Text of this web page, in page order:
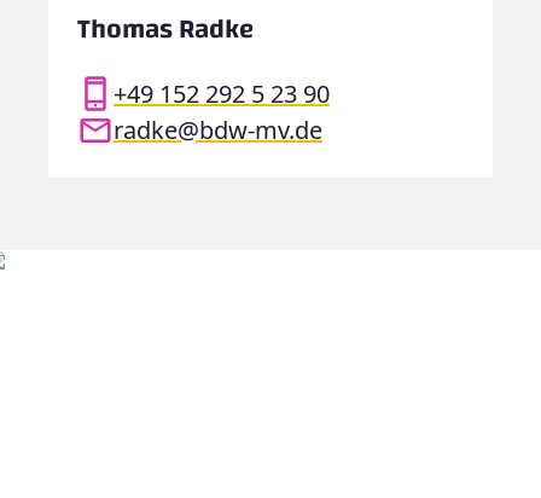
Thomas Radke
+49 152 292 5 23 90
radke@bdw-mv.de